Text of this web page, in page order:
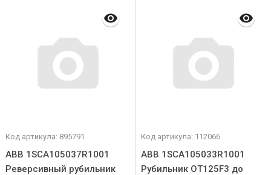
Код артикула: 895791
ABB 1SCA105037R1001
Реверсивный рубильник
Код артикула: 112066
ABB 1SCA105033R1001
Рубильник OT125F3 до